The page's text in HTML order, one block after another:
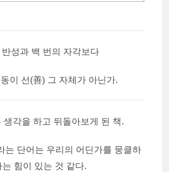
반성과 백 번의 자각보다
이 선(善) 그 자체가 아닌가.
생각을 하고 뒤돌아보게 된 책.
는 단어는 우리의 어딘가를 뭉클하
는 힘이 있는 것 같다.